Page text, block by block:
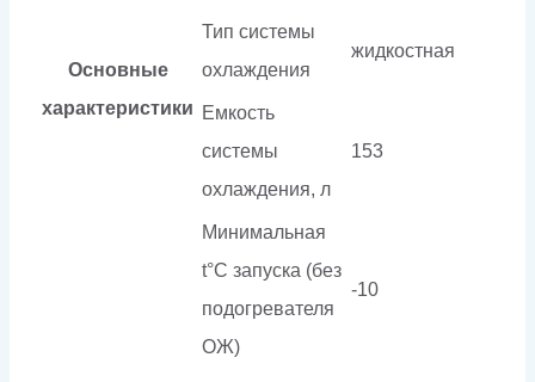
Основные
характеристики
Тип системы
охлаждения
жидкостная
Емкость
системы
охлаждения, л
153
Минимальная
t°С запуска (без
подогревателя
ОЖ)
-10